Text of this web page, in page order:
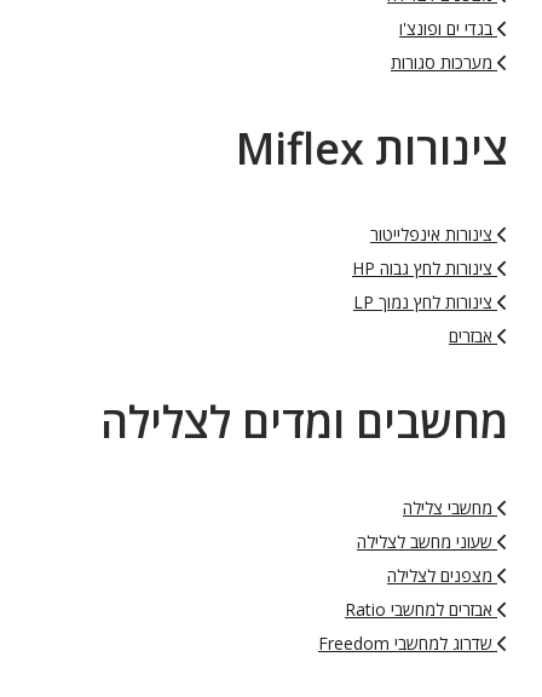
בגדי ים ופונצ'ו
מערכות סגורות
צינורות Miflex
צינורות אינפלייטור
צינורות לחץ גבוה HP
צינורות לחץ נמוך LP
אבזרים
מחשבים ומדים לצלילה
מחשבי צלילה
שעוני מחשב לצלילה
מצפנים לצלילה
אבזרים למחשבי Ratio
שדרוג למחשבי Freedom